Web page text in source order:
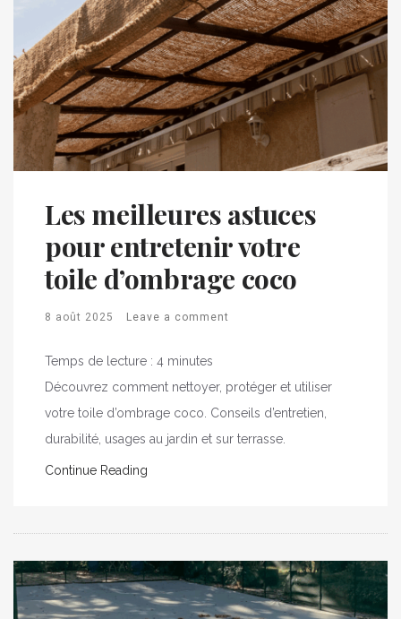
Les meilleures astuces
pour entretenir votre
toile d’ombrage coco
8 août 2025 Leave a comment
Temps de lecture : 4 minutes
Découvrez comment nettoyer, protéger et utiliser
votre toile d’ombrage coco. Conseils d’entretien,
durabilité, usages au jardin et sur terrasse.
Continue Reading